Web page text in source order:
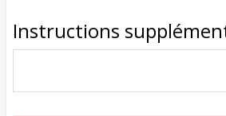
Instructions